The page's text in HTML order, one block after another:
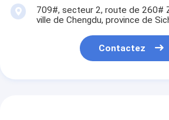
709#, secteur 2, route de 260#
ville de Chengdu, province de
Contactez